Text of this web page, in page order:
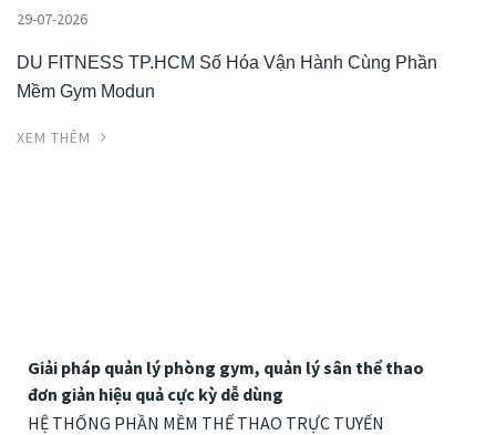
29-07-2026
DU FITNESS TP.HCM Số Hóa Vận Hành Cùng Phần
Mềm Gym Modun
XEM THÊM
Giải pháp quản lý phòng gym, quản lý sân thể thao
đơn giản hiệu quả cực kỳ dễ dùng
HỆ THỐNG PHẦN MỀM THỂ THAO TRỰC TUYẾN